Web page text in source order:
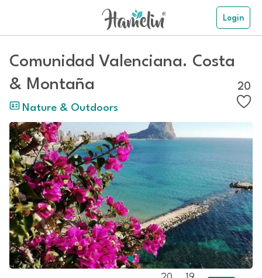
Login
Comunidad Valenciana. Costa
& Montaña
Nature & Outdoors
20